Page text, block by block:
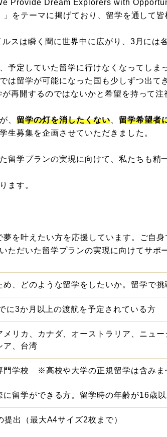
Provide Dream Explorers with
をテーマに掲げており、留学を通して皆
スは瞬く間に世界中に広がり、3月に
予定していた留学に行けなくなってしま
は留学が可能になった国も少しずつ出て
再開するのではないかと希望を持って注
、留学の灯を消したくない、 留学希望者
生募集を企画させていただきました。
留学プランの実現に向けて、私たちも精
ます。
を叶えたい方を応援しています。ご自
ただいた留学プランの実現に向けてサポ
め、どのような留学をしたいか。留学で挑
に3か月以上の渡航を予定されている方
メリカ、カナダ、オーストラリア、ニュ
ア、台湾
門学校 ※高校や大学の正規留学は含みま
に留学ができる方。留学時の年齢が16
提出（最大A4サイズ2枚まで）